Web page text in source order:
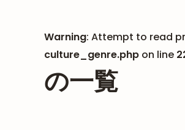
Warning: Attempt to read
culture_genre.php on line
の一覧